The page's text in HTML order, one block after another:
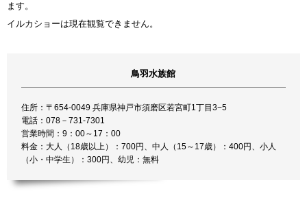
ます。
イルカショーは現在観覧できません。
鳥羽水族館
住所：〒654-0049 兵庫県神戸市須磨区若宮町1丁目3−5
電話：078－731-7301
営業時間：9：00～17：00
料金：大人（18歳以上）：700円、中人（15～17歳）：400円、小人
（小・中学生）：300円、幼児：無料